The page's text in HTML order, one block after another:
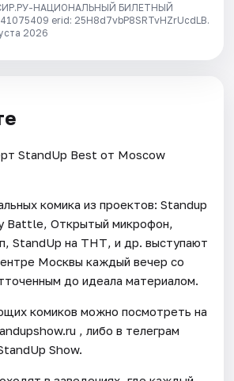
НАЦИОНАЛЬНЫЙ БИЛЕТНЫЙ
erid: 25H8d7vbP8SRTvHZrUcdLB.
2026
StandUp Best от Moscow
комика из проектов: Standup
Battle, Открытый микрофон,
StandUp на ТНТ, и др. выступают
Москвы каждый вечер со
до идеала материалом.
комиков можно посмотреть на
, либо в телеграм
Show.